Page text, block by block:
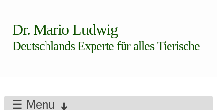
Dr. Mario Ludwig
Deutschlands Experte für alles Tierische
☰ Menu